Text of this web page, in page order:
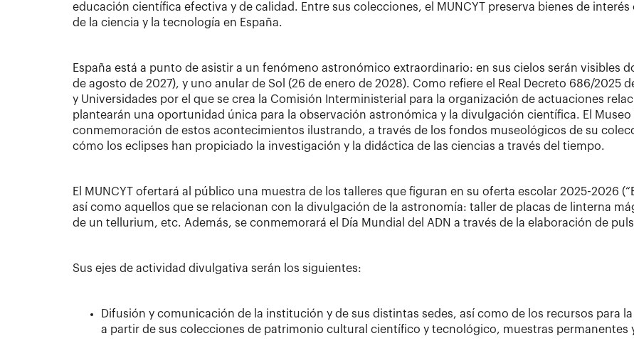
educación científica efectiva y de calidad. Entre sus colecciones, el MUNCYT preserva bienes de
de la ciencia y la tecnología en España.
España está a punto de asistir a un fenómeno astronómico extraordinario: en sus cielos serán visibles
de agosto de 2027), y uno anular de Sol (26 de enero de 2028). Como refiere el Real Decreto 686/2025
y Universidades por el que se crea la Comisión Interministerial para la organización de actuaciones
plantearán una oportunidad única para la observación astronómica y la divulgación científica. El Museo
conmemoración de estos acontecimientos ilustrando, a través de los fondos museológicos de su
cómo los eclipses han propiciado la investigación y la didáctica de las ciencias a través del tiempo.
El MUNCYT ofertará al público una muestra de los talleres que figuran en su oferta escolar 2025-2026
así como aquellos que se relacionan con la divulgación de la astronomía: taller de placas de linterna
de un tellurium, etc. Además, se conmemorará el Día Mundial del ADN a través de la elaboración de
Sus ejes de actividad divulgativa serán los siguientes:
Difusión y comunicación de la institución y de sus distintas sedes, así como de los recursos para
a partir de sus colecciones de patrimonio cultural científico y tecnológico, muestras permanentes